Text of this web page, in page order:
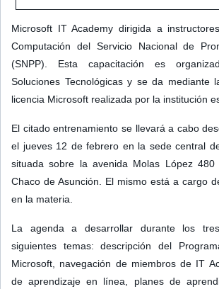
Microsoft IT Academy dirigida a
Computación del Servicio Nacional de
(SNPP). Esta capacitación es
Soluciones Tecnológicas y se da mediante
licencia Microsoft realizada por la institución
El citado entrenamiento se llevará a cabo
el jueves 12 de febrero en la sede central
situada sobre la avenida Molas López 480
Chaco de Asunción. El mismo está a cargo
en la materia.
La agenda a desarrollar durante los
siguientes temas: descripción del
Microsoft, navegación de miembros de IT
de aprendizaje en línea, planes de